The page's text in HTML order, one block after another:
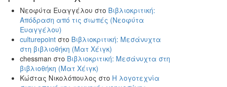
Νεοφύτα Ευαγγέλου στο Βιβλιοκριτική:
Απόδραση από τις σιωπές (Νεοφύτα
Ευαγγέλου)
culturepoint στο Βιβλιοκριτική: Μεσάνυχτα
στη βιβλιοθήκη (Ματ Χέιγκ)
chessman στο Βιβλιοκριτική: Μεσάνυχτα στη
βιβλιοθήκη (Ματ Χέιγκ)
Κώστας Νικολόπουλος στο Η λογοτεχνία